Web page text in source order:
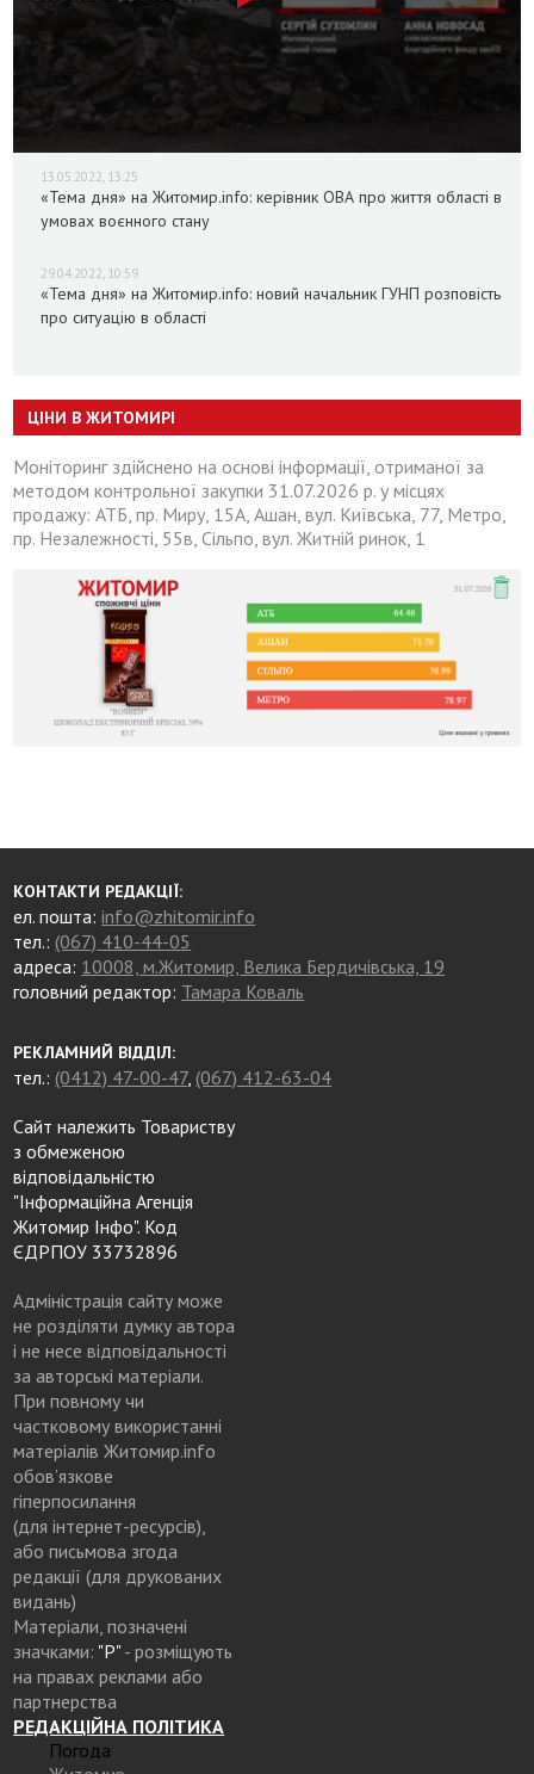
13.05.2022, 13:25
«Тема дня» на Житомир.info: керівник ОВА про життя області в
умовах воєнного стану
29.04.2022, 10:59
«Тема дня» на Житомир.info: новий начальник ГУНП розповість
про ситуацію в області
ЦІНИ В ЖИТОМИРІ
Моніторинг здійснено на основі інформації, отриманої за
методом контрольної закупки 31.07.2026 р. у місцях
продажу: АТБ, пр. Миру, 15А, Ашан, вул. Київська, 77, Метро,
пр. Незалежності, 55в, Сільпо, вул. Житній ринок, 1
КОНТАКТИ РЕДАКЦІЇ:
ел. пошта:info@zhitomir.info
тел.: (067) 410-44-05
адреса: 10008, м.Житомир, Велика Бердичівська, 19
головний редактор: Тамара Коваль
РЕКЛАМНИЙ ВІДДІЛ:
тел.: (0412) 47-00-47, (067) 412-63-04
Сайт належить Товариству
з обмеженою
відповідальністю
"Інформаційна Агенція
Житомир Інфо". Код
ЄДРПОУ 33732896
Адміністрація сайту може
не розділяти думку автора
і не несе відповідальності
за авторські матеріали.
При повному чи
частковому використанні
матеріалів Житомир.info
обов’язкове
гіперпосилання
(для інтернет-ресурсів),
або письмова згода
редакції (для друкованих
видань)
Матеріали, позначені
значками: "Р"- розміщують
на правах реклами або
партнерства
РЕДАКЦІЙНА ПОЛІТИКА
Погода